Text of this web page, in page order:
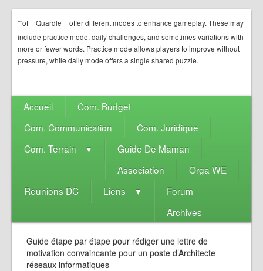
""of Quardle
offer different modes to enhance gameplay. These may
include practice mode, daily challenges, and sometimes variations with
more or fewer words. Practice mode allows players to improve without
pressure, while daily mode offers a single shared puzzle.
Accueil
Com. Budget
Com. Communication
Com. Juridique
Com. Terrain
▼
Guide De Maman
Association
Orga WE
Reunions DC
Liens ▼
Forum
Archives
Guide étape par étape pour rédiger une lettre de
motivation convaincante pour un poste d’Architecte
réseaux informatiques